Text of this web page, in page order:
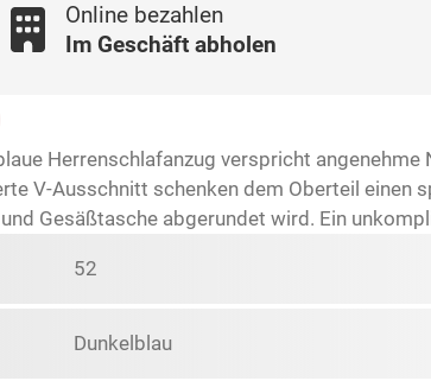
Online bezahlen
Im Geschäft abholen
Herrenschlafanzug verspricht
V-Ausschnitt schenken dem Oberteil
Gesäßtasche abgerundet wird. Ein
52
Dunkelblau